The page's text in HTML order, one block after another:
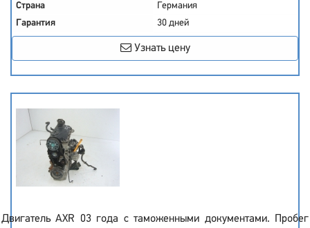
Страна
Германия
Гарантия
30 дней
Узнать цену
Двигатель AXR 03 года с таможенными документами. Пробег